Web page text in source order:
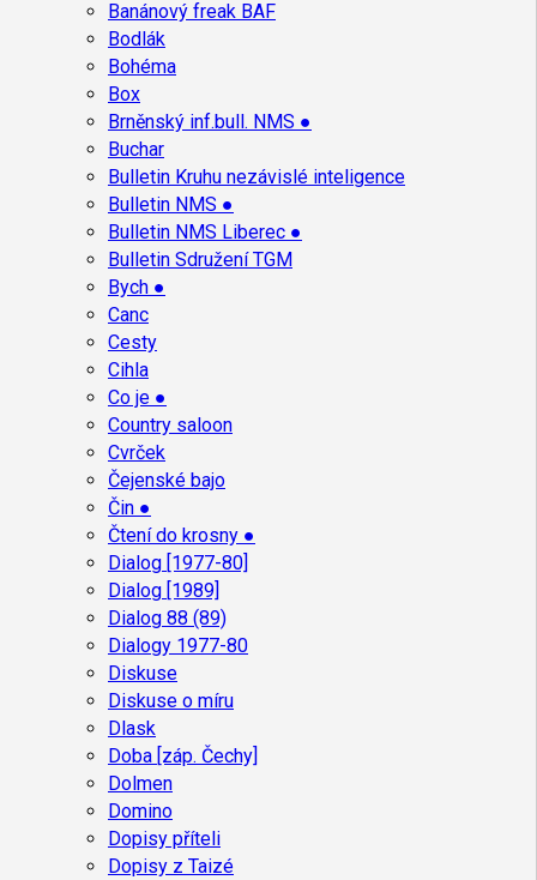
Banánový freak BAF
Bodlák
Bohéma
Box
Brněnský inf.bull. NMS ●
Buchar
Bulletin Kruhu nezávislé inteligence
Bulletin NMS ●
Bulletin NMS Liberec ●
Bulletin Sdružení TGM
Bych ●
Canc
Cesty
Cihla
Co je ●
Country saloon
Cvrček
Čejenské bajo
Čin ●
Čtení do krosny ●
Dialog [1977-80]
Dialog [1989]
Dialog 88 (89)
Dialogy 1977-80
Diskuse
Diskuse o míru
Dlask
Doba [záp. Čechy]
Dolmen
Domino
Dopisy příteli
Dopisy z Taizé